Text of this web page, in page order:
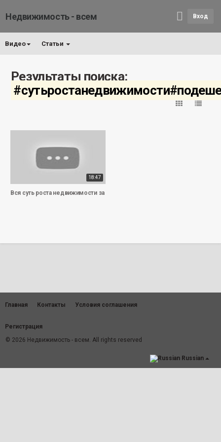
Недвижимость - всем Вход
Видео Статьи
Результаты поиска:
18:47
Вся суть роста недвижимости за 19 минут. Подешевеют ли квартиры?
Главная Контакты Условия соглашения
Регистрация
© 2026 Недвижимость - всем. All rights reserved
Russian